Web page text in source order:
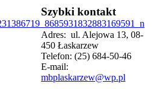
Szybki kontakt
Adres: ul. Alejowa 13, 08-
450 Łaskarzew
Telefon: (25) 684-50-46
E-mail:
mbplaskarzew@wp.pl